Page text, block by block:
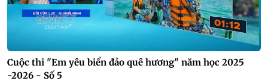
Cuộc thi "Em yêu biển đảo quê hương" năm học 2025
-2026 - Số 5